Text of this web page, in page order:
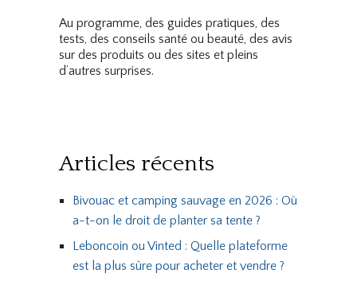
Au programme, des guides pratiques, des
tests, des conseils santé ou beauté, des avis
sur des produits ou des sites et pleins
d’autres surprises.
Articles récents
Bivouac et camping sauvage en 2026 : Où
a-t-on le droit de planter sa tente ?
Leboncoin ou Vinted : Quelle plateforme
est la plus sûre pour acheter et vendre ?